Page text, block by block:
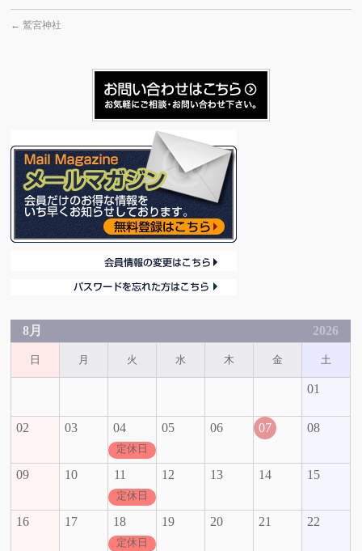
← 鷲宮神社
8月 2026
日 月 火 水 木 金 土
01
02 03 04
定休日
05 06 07 08
09 10 11
定休日
12 13 14 15
16 17 18
定休日
19 20 21 22